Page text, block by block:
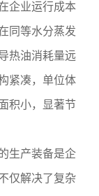
企业运行成本
同等水分蒸发
热油消耗量远
紧凑，单位体
积小，显著节
生产装备是企
仅解决了复杂